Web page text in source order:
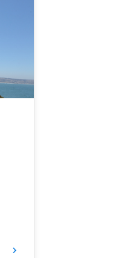
keyboard_arrow_right